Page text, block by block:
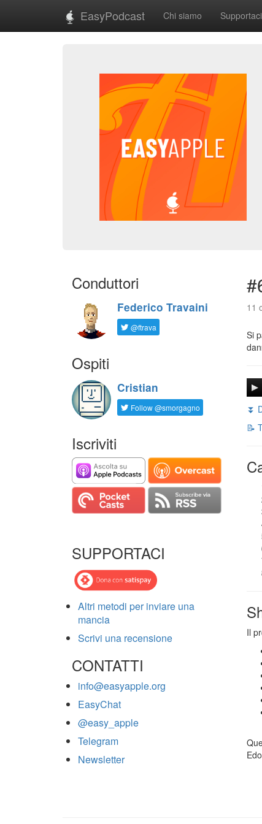
EasyPodcast Chi siamo Supportaci
Conduttori
Federico Travaini
@ftrava
Ospiti
Cristian
Follow @smorgagno
Iscriviti
SUPPORTACI
Altri metodi per inviare una
mancia
Scrivi una recensione
CONTATTI
info@easyapple.org
EasyChat
@easy_apple
Telegram
Newsletter
11
Si
⏬
📝
Il